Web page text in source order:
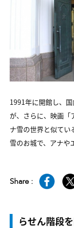
1991年に開館し、
が、さらに、映画「
ナ雪の世界と似てい
雪のお城で、アナや
Share :
らせん階段